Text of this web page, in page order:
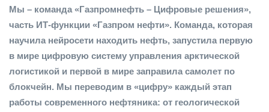
Мы – команда «Газпромнефть – Цифровые решения»,
часть ИТ-функции «Газпром нефти». Команда, которая
научила нейросети находить нефть, запустила первую
в мире цифровую систему управления арктической
логистикой и первой в мире заправила самолет по
блокчейн. Мы переводим в «цифру» каждый этап
работы современного нефтяника: от геологической